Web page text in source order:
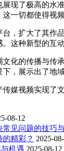
现了极高的水
一切都使得视
，扩大了其作
这种新型的互
化的传播与传
，展示出了地域
媒视频实现了
08-12
见问题的技巧
精彩？ 2025-
与机遇 2025-08-12